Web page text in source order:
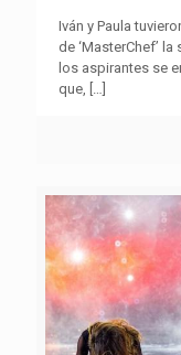
Iván y Paula
de ‘MasterChef’
los aspirantes se
que, […]